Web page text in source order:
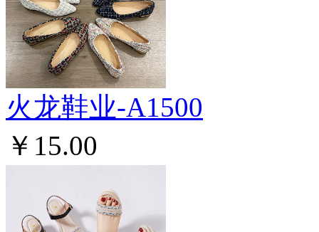
火龙鞋业-A1500
￥15.00